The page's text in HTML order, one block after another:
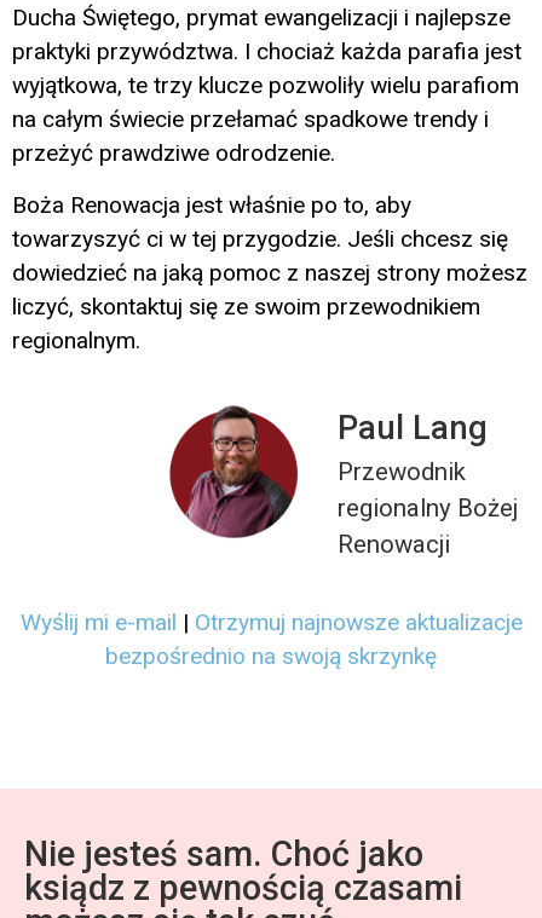
Ducha Świętego, prymat ewangelizacji i najlepsze
praktyki przywództwa. I chociaż każda parafia jest
wyjątkowa, te trzy klucze pozwoliły wielu parafiom
na całym świecie przełamać spadkowe trendy i
przeżyć prawdziwe odrodzenie.
Boża Renowacja jest właśnie po to, aby
towarzyszyć ci w tej przygodzie. Jeśli chcesz się
dowiedzieć na jaką pomoc z naszej strony możesz
liczyć, skontaktuj się ze swoim przewodnikiem
regionalnym.
Paul Lang
Przewodnik
regionalny Bożej
Renowacji
Wyślij mi e-mail | Otrzymuj najnowsze aktualizacje
bezpośrednio na swoją skrzynkę
Nie jesteś sam. Choć jako
ksiądz z pewnością czasami